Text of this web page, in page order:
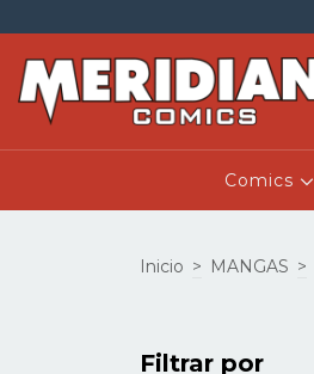
Comics
Inicio > MANGAS >
Filtrar por